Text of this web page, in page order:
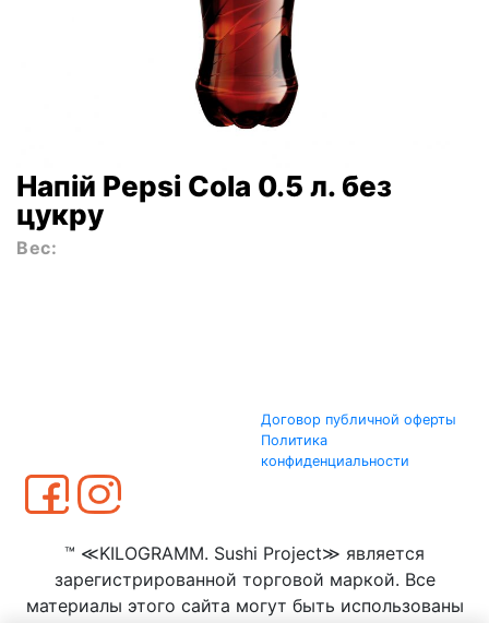
Напій Pepsi Cola 0.5 л. без
цукру
Вес:
Договор публичной оферты
Политика
конфиденциальности
™ ≪KILOGRAMM. Sushi Project≫ является
зарегистрированной торговой маркой. Все
материалы этого сайта могут быть использованы